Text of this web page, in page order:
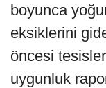
boyunca
eksiklerini
öncesi
uygunluk